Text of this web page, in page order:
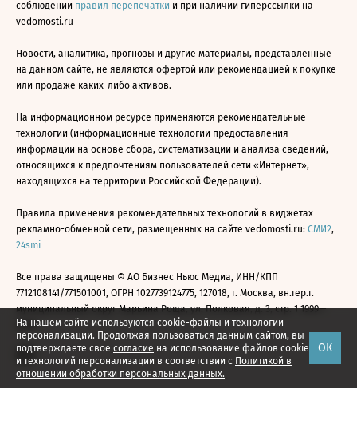
На нашем сайте используются cookie-файлы и технологии
персонализации. Продолжая пользоваться данным сайтом, вы
подтверждаете свое согласие на использование файлов cookie
и технологий персонализации в соответствии с Политикой в
отношении обработки персональных данных.
ОК
соблюдении правил перепечатки и при наличии гиперссылки на
vedomosti.ru
Новости, аналитика, прогнозы и другие материалы, представленные
на данном сайте, не являются офертой или рекомендацией к покупке
или продаже каких-либо активов.
На информационном ресурсе применяются рекомендательные
технологии (информационные технологии предоставления
информации на основе сбора, систематизации и анализа сведений,
относящихся к предпочтениям пользователей сети «Интернет»,
находящихся на территории Российской Федерации).
Правила применения рекомендательных технологий в виджетах
рекламно-обменной сети, размещенных на сайте vedomosti.ru: СМИ2,
24smi
Все права защищены © АО Бизнес Ньюс Медиа, ИНН/КПП
7712108141/771501001, ОГРН 1027739124775, 127018, г. Москва, вн.тер.г.
муниципальный округ Марьина Роща, ул. Полковая, д. 3, стр. 1 1999—
2026